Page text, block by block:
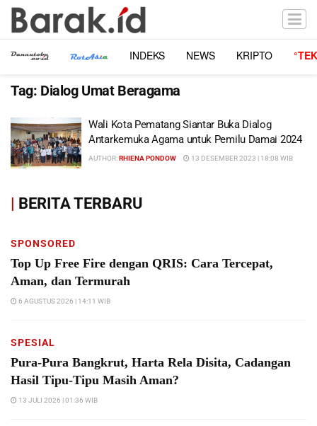
INDEKS NEWS KRIPTO
Tag: Dialog Umat Beragama
Wali Kota Pematang Siantar Buka Dialog
Antarkemuka Agama untuk Pemilu Damai 2024
AUTHOR:RHIENA PONDOW 13 DESEMBER 2023 | 18:08 WIB
| BERITA TERBARU
SPONSORED
Top Up Free Fire dengan QRIS: Cara Tercepat,
Aman, dan Termurah
6 AGUSTUS 2026 | 14:11 WIB
SPESIAL
Pura-Pura Bangkrut, Harta Rela Disita, Cadangan
Hasil Tipu-Tipu Masih Aman?
13 JULI 2026 | 01:36 WIB